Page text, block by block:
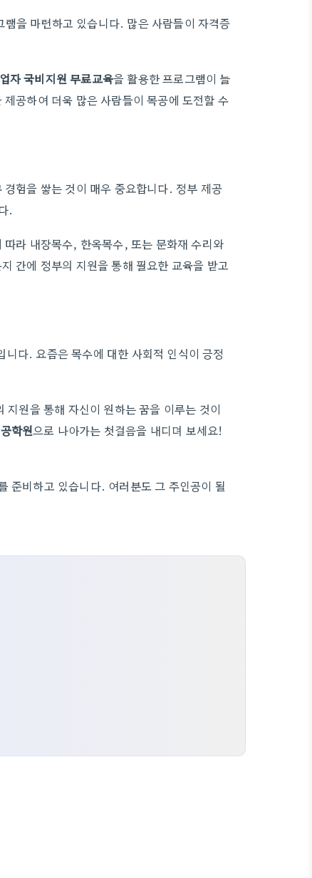
을 마련하고 있습니다. 많은 사람들이 자격증
자 국비지원 무료교육을 활용한 프로그램이 늘
공하여 더욱 많은 사람들이 목공에 도전할 수
험을 쌓는 것이 매우 중요합니다. 정부 제공
.
라 내장목수, 한옥목수, 또는 문화재 수리와
간에 정부의 지원을 통해 필요한 교육을 받고
다. 요즘은 목수에 대한 사회적 인식이 긍정
원을 통해 자신이 원하는 꿈을 이루는 것이
학원으로 나아가는 첫걸음을 내디뎌 보세요! ㅤ
준비하고 있습니다. 여러분도 그 주인공이 될